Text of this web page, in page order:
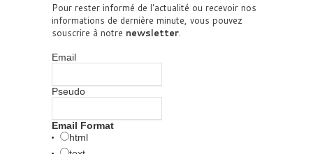
Pour rester informé de l'actualité ou recevoir nos
informations de dernière minute, vous pouvez
souscrire à notre newsletter.
Email
Pseudo
Email Format
html